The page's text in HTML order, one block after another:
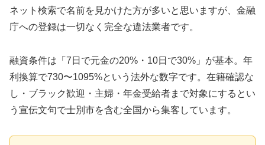
ネット検索で名前を見かけた方が多いと思いますが、金融
庁への登録は一切なく完全な違法業者です。
融資条件は「7日で元金の20%・10日で30%」が基本。年
利換算で730〜1095%という法外な数字です。在籍確認な
し・ブラック歓迎・主婦・年金受給者まで対象にするとい
う宣伝文句で士別市を含む全国から集客しています。